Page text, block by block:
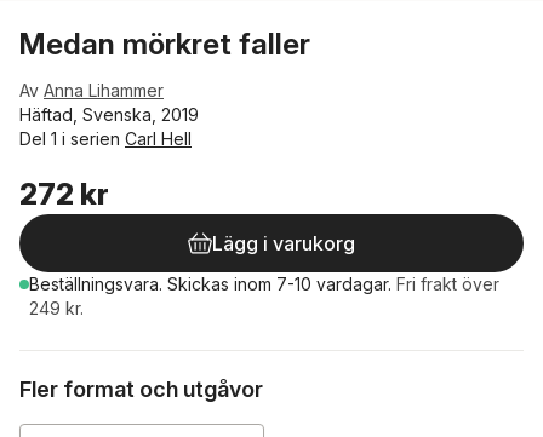
Medan mörkret faller
Av Anna Lihammer
Häftad, Svenska, 2019
Del 1 i serien Carl Hell
272 kr
Lägg i varukorg
Beställningsvara. Skickas inom 7-10 vardagar. Fri frakt över
249 kr.
Fler format och utgåvor